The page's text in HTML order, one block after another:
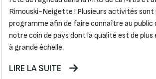
Rimouski-Neigette ! Plusieurs activités sont
programme afin de faire connaître au public
notre coin de pays dont la qualité est de plus
à grande échelle.
LIRE LA SUITE